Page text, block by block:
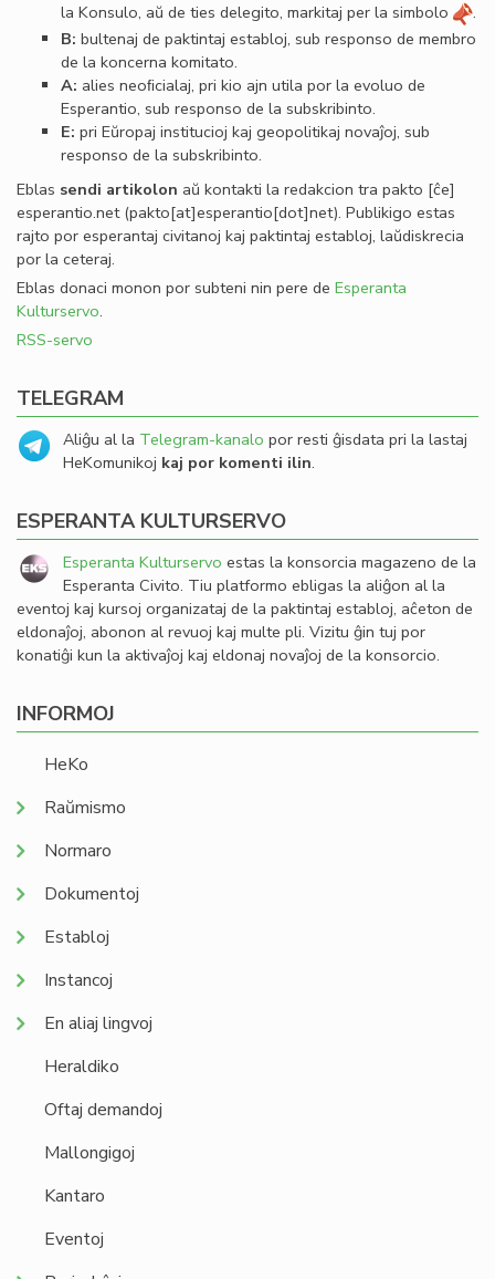
la Konsulo, aŭ de ties delegito, markitaj per la simbolo
.
B: bultenaj de paktintaj establoj, sub responso de membro
de la koncerna komitato.
A: alies neoﬁcialaj, pri kio ajn utila por la evoluo de
Esperantio, sub responso de la subskribinto.
E: pri Eŭropaj institucioj kaj geopolitikaj novaĵoj, sub
responso de la subskribinto.
Eblas sendi artikolon aŭ kontakti la redakcion tra pakto [ĉe]
esperantio.net(pakto[at]esperantio[dot]net). Publikigo estas
rajto por esperantaj civitanoj kaj paktintaj establoj, laŭdiskrecia
por la ceteraj.
Eblas donaci monon por subteni nin pere de Esperanta
Kulturservo.
RSS-servo
TELEGRAM
Aliĝu al la Telegram-kanalo por resti ĝisdata pri la lastaj
HeKomunikoj kaj por komenti ilin.
ESPERANTA KULTURSERVO
Esperanta Kulturservo estas la konsorcia magazeno de la
Esperanta Civito. Tiu platformo ebligas la aliĝon al la
eventoj kaj kursoj organizataj de la paktintaj establoj, aĉeton de
eldonaĵoj, abonon al revuoj kaj multe pli. Vizitu ĝin tuj por
konatiĝi kun la aktivaĵoj kaj eldonaj novaĵoj de la konsorcio.
INFORMOJ
HeKo
Raŭmismo
Normaro
Dokumentoj
Establoj
Instancoj
En aliaj lingvoj
Heraldiko
Oftaj demandoj
Mallongigoj
Kantaro
Eventoj